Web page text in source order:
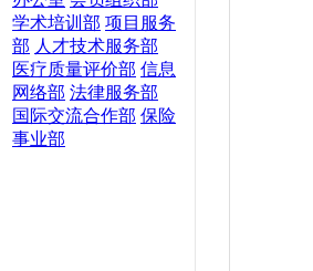
学术培训部 项目服务
部 人才技术服务部
医疗质量评价部 信息
网络部 法律服务部
国际交流合作部 保险
事业部